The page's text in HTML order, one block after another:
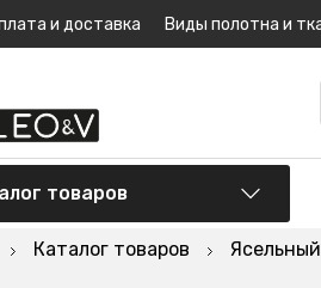
и доставка Виды полотна и
товаров
Каталог товаров